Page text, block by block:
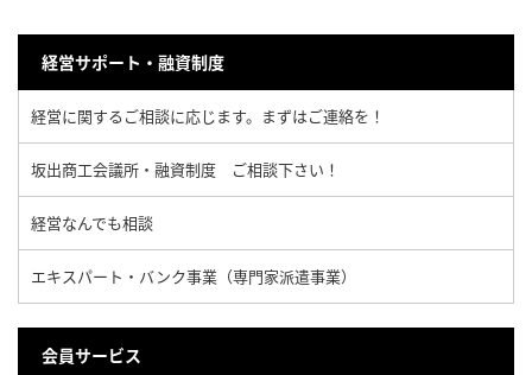
経営サポート・融資制度
経営に関するご相談に応じます。まずはご連絡を！
坂出商工会議所・融資制度 ご相談下さい！
経営なんでも相談
エキスパート・バンク事業（専門家派遣事業）
会員サービス